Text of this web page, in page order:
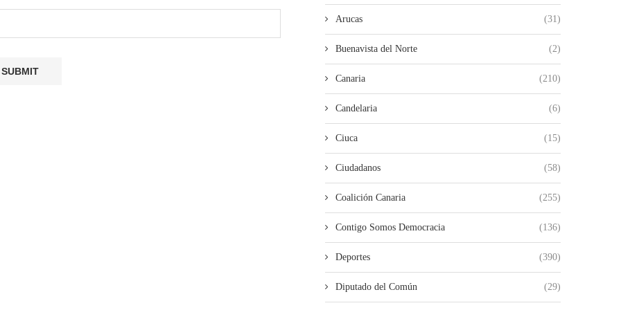
Arucas (31)
Buenavista del Norte (2)
Canaria (210)
Candelaria (6)
Ciuca (15)
Ciudadanos (58)
Coalición Canaria (255)
Contigo Somos Democracia (136)
Deportes (390)
Diputado del Común (29)